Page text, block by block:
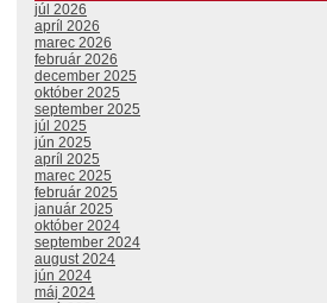
júl 2026
apríl 2026
marec 2026
február 2026
december 2025
október 2025
september 2025
júl 2025
jún 2025
apríl 2025
marec 2025
február 2025
január 2025
október 2024
september 2024
august 2024
jún 2024
máj 2024